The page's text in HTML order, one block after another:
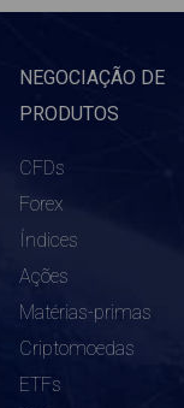
NEGOCIAÇÃO DE
PRODUTOS
CFDs
Forex
Índices
Ações
Matérias-primas
Criptomoedas
ETFs